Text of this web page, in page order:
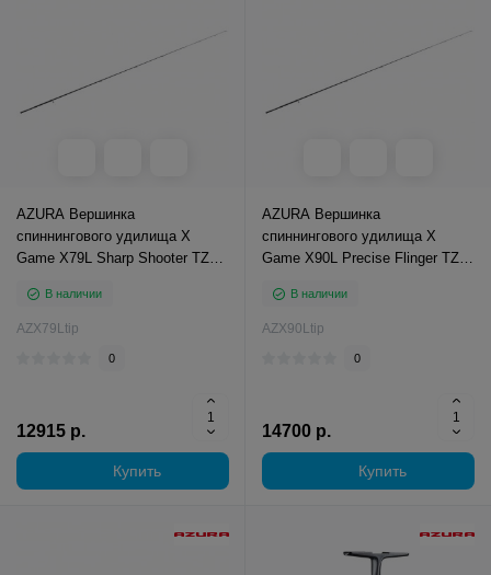
AZURA Вершинка
спиннингового удилища X
Game X79L Sharp Shooter TZ
В наличии
AZX79Ltip
0
12915 р.
Купить
AZURA Вершинка
спиннингового удилища X
Game X90L Precise Flinger TZ
В наличии
AZX90Ltip
0
14700 р.
Купить